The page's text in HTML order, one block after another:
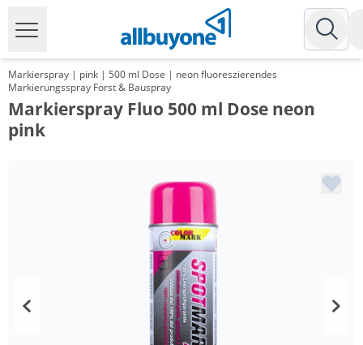
Markierspray | pink | 500 ml Dose | neon fluoreszierendes
Markierungsspray Forst & Bauspray
Markierspray Fluo 500 ml Dose neon
pink